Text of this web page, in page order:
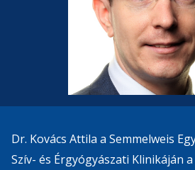
Dr. Kovács Attila a Semmelweis
Szív- és Érgyógyászati Klinikáján